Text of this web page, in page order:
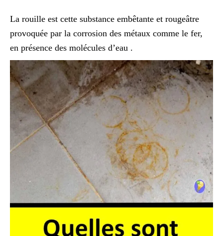
La rouille est cette substance embêtante et rougeâtre
provoquée par la corrosion des métaux comme le fer,
en présence des molécules d’eau .